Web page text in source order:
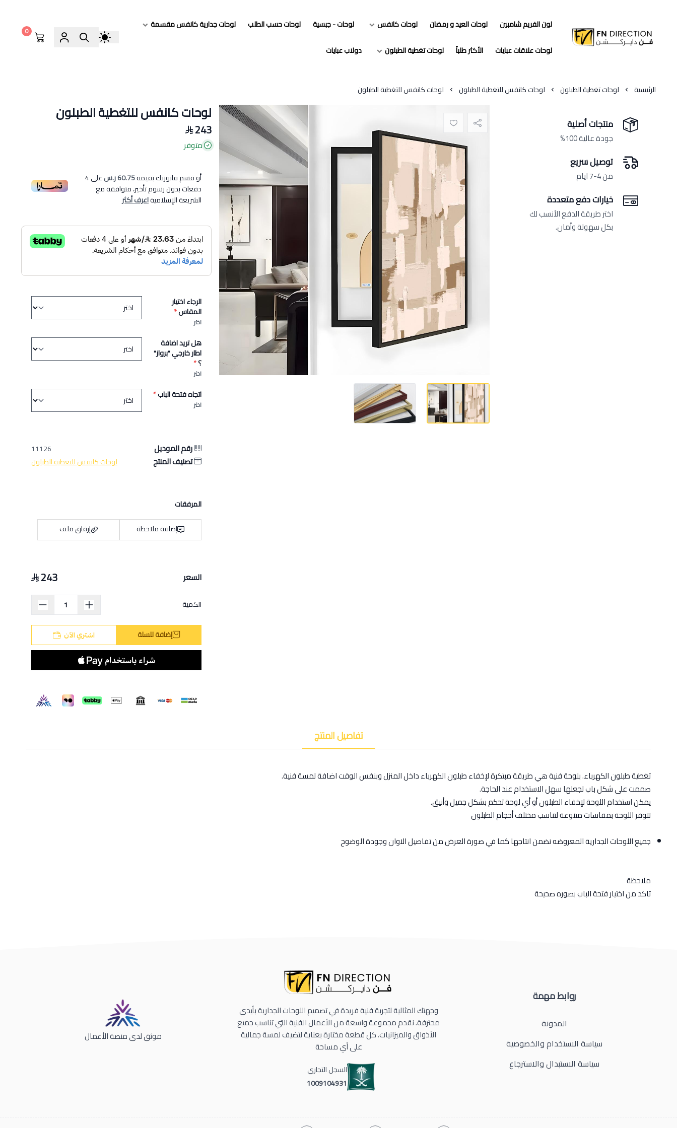
فن دايركشن
لون الفريم شامبين لوحات العيد و رمضان لوحات كانفس لوحات - جبسية لوحات حسب الطلب
لوحات جدارية كانفس مقسمة
لوحات علاقات عبايات
الأكثر طلباً لوحات تغطية الطبلون دولاب عبايات
0
الرئيسية لوحات تغطية الطبلون لوحات كانفس للتغطية الطبلون لوحات كانفس للتغطية الطبلون
لوحات كانفس للتغطية الطبلون
243
متوفر
أو قسم فاتورتك بقيمة60.75 ر.س على4
دفعات بدون رسوم تأخير، متوافقة مع
الشريعة الإسلاميةاعرف أكثر
الرجاء اختيار
المقاس*
اختر
هل تريد اضافة
اطار خارجي "برواز"
؟*
اختر
اتجاه فتحة الباب*
اختر
رقم الموديل 11126
تصنيف المنتج لوحات كانفس للتغطية الطبلون
المرفقات
إضافة ملاحظة
إرفاق ملف
السعر 243
الكمية
إضافة للسلة اشتري الآن
منتجات أصلية
جودة عالية 100%
توصيل سريع
من 4-7 ايام
خيارات دفع متعددة
اختر طريقة الدفع الأنسب لك
بكل سهولة وأمان.
تفاصيل المنتج
تغطية طبلون الكهرباء. بلوحة فنية هي طريقة مبتكرة لإخفاء طبلون الكهرباء داخل المنزل وبنفس الوقت اضافة لمسة فنية.
صممت على شكل باب لجعلها سهل الاستخدام عند الحاجة.
يمكن استخدام اللوحة لإخفاء الطبلون أو أي لوحة تحكم بشكل جميل وأنيق.
تتوفر اللوحة بمقاسات متنوعة لتناسب مختلف أحجام الطبلون
جميع اللوحات الجدارية المعروضه نضمن انتاجها كما في صورة العرض من تفاصيل الاوان وجودة الوضوح
ملاحظة
تاكد من اختيار فتحة الباب بصوره صحيحة
روابط مهمة
المدونة
سياسة الاستخدام والخصوصية
سياسة الاستبدال والاسترجاع
وجهتك المثالية لتجربة فنية فريدة في تصميم اللوحات الجدارية بأيدي
محترفة. نقدم مجموعة واسعة من الأعمال الفنية التي تناسب جميع
الأذواق والميزانيات. كل قطعة مختارة بعناية لتضيف لمسة جمالية
على أي مساحة
السجل التجاري
1009104931
موثق لدى منصة الأعمال